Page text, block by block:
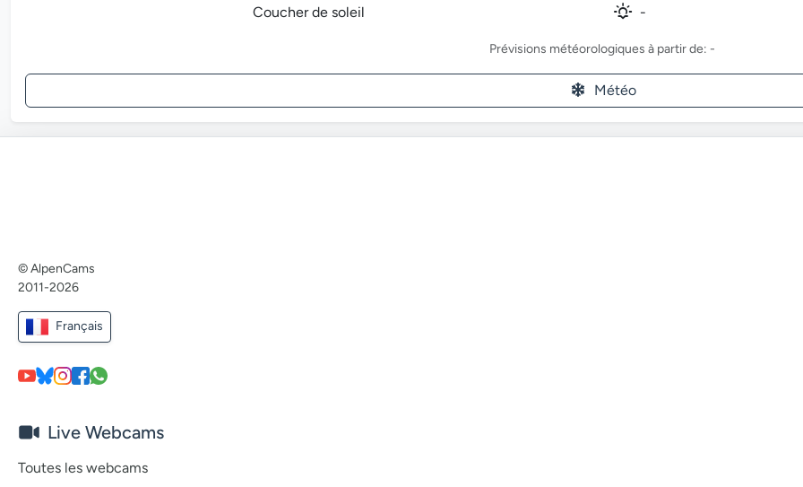
Coucher de soleil
-
Prévisions météorologiques à partir de: -
Météo
© AlpenCams
2011-2026
Français
Live Webcams
Toutes les webcams